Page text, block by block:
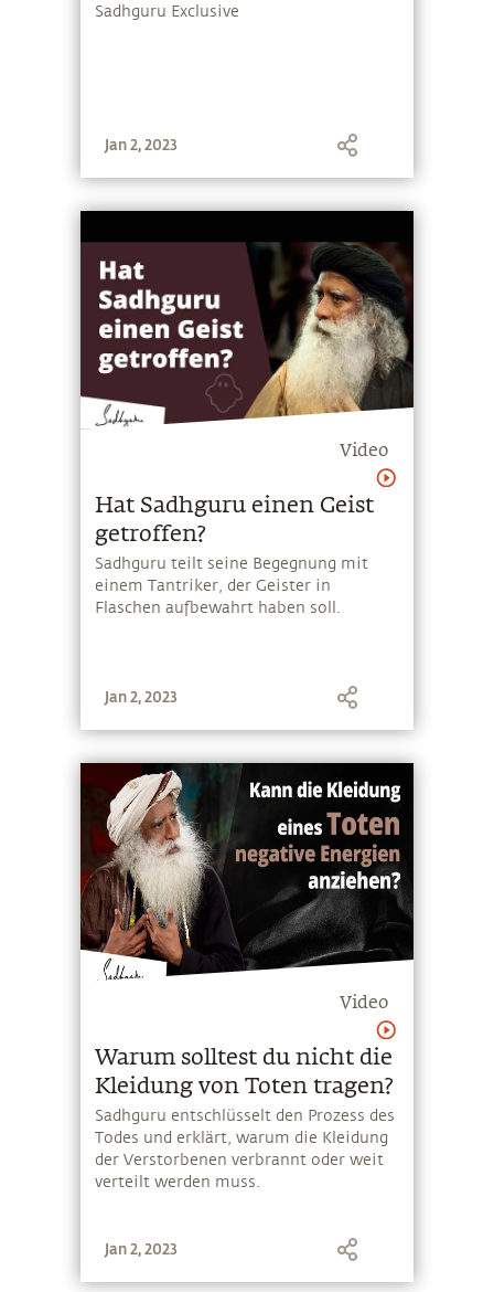
Okkultes & Mystik
Sadhguru Exclusive
Jan 2, 2023
Video
Hat Sadhguru einen Geist
getroffen?
Sadhguru teilt seine Begegnung mit
einem Tantriker, der Geister in
Flaschen aufbewahrt haben soll.
Jan 2, 2023
Video
Warum solltest du nicht die
Kleidung von Toten tragen?
Sadhguru entschlüsselt den Prozess des
Todes und erklärt, warum die Kleidung
der Verstorbenen verbrannt oder weit
verteilt werden muss.
Jan 2, 2023